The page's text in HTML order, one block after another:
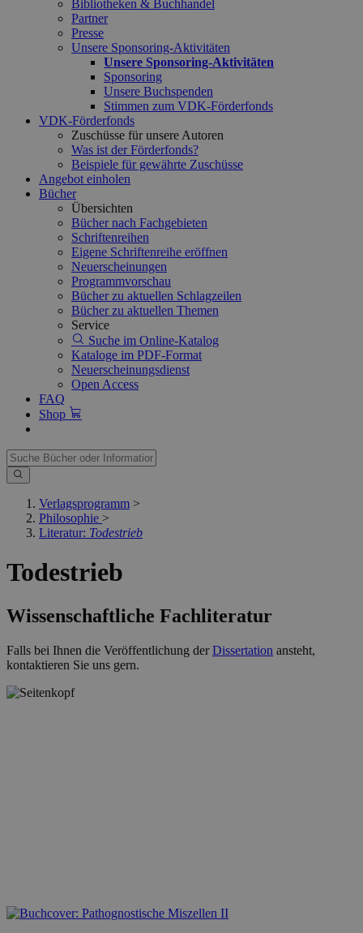
Bibliotheken & Buchhandel
Partner
Presse
Unsere Sponsoring-Aktivitäten
Unsere Sponsoring-Aktivitäten
Sponsoring
Unsere Buchspenden
Stimmen zum VDK-Förderfonds
VDK-Förderfonds
Zuschüsse für unsere Autoren
Was ist der Förderfonds?
Beispiele für gewährte Zuschüsse
Angebot einholen
Bücher
Übersichten
Bücher nach Fachgebieten
Schriftenreihen
Eigene Schriftenreihe eröffnen
Neuerscheinungen
Programmvorschau
Bücher zu aktuellen Schlagzeilen
Bücher zu aktuellen Themen
Service
Suche im Online-Katalog
Kataloge im PDF-Format
Neuerscheinungsdienst
Open Access
FAQ
Shop
Verlagsprogramm >
Philosophie >
Literatur: Todestrieb
Todestrieb
Wissenschaftliche Fachliteratur
Falls bei Ihnen die Veröffentlichung derDissertation ansteht,
kontaktieren Sie uns gern.